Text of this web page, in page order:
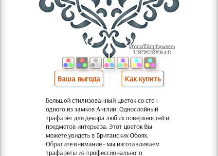
Ваша выгода Как купить
Большой стилизованный цветок со стен
одного из замков Англии. Однослойный
трафарет для декора любых поверхностей и
предметов интерьера. Этот цветок Вы
можете увидеть в Британских Обоях.
Обратите внимание - мы изготавливаем
трафареты из профессионального